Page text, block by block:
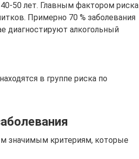
50 лет. Главным фактором риска
Примерно 70 % заболевания
диагностируют алкогольный
в группе риска по
значимым критериям, которые